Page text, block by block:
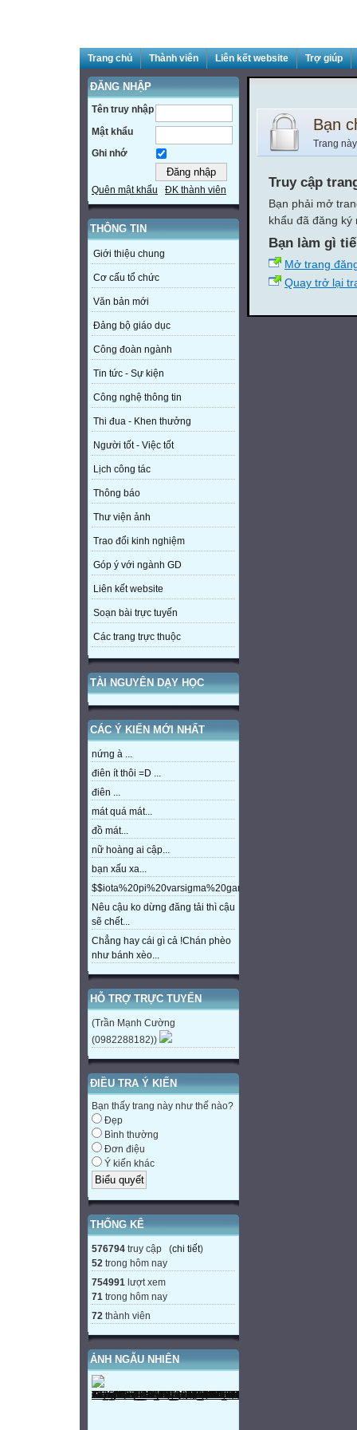
Trang chủ Thành viên Liên kết website Trợ giúp
ĐĂNG NHẬP
Tên truy nhập
Mật khẩu
Ghi nhớ
Quên mật khẩu ĐK thành viên
THÔNG TIN
Giới thiệu chung
Cơ cấu tổ chức
Văn bản mới
Đảng bộ giáo dục
Công đoàn ngành
Tin tức - Sự kiện
Công nghệ thông tin
Thi đua - Khen thưởng
Người tốt - Việc tốt
Lịch công tác
Thông báo
Thư viện ảnh
Trao đổi kinh nghiệm
Góp ý với ngành GD
Liên kết website
Soạn bài trực tuyến
Các trang trực thuộc
TÀI NGUYÊN DẠY HỌC
CÁC Ý KIẾN MỚI NHẤT
nứng à ...
điên ít thôi =D ...
điên ...
mát quá mát...
đồ mát...
nữ hoàng ai cập...
bạn xấu xa...
Nêu cậu ko dừng đăng tải thì cậu
sẽ chết...
Chẳng hay cái gì cả !Chán phèo
như bánh xèo...
HỖ TRỢ TRỰC TUYẾN
(Trần Mạnh Cường
(0982288182))
ĐIỀU TRA Ý KIẾN
Bạn thấy trang này như thế nào?
Đẹp
Bình thường
Đơn điệu
Ý kiến khác
THỐNG KÊ
576794 truy cập (chi tiết)
52 trong hôm nay
754991 lượt xem
71 trong hôm nay
72 thành viên
ẢNH NGẪU NHIÊN
Bạn
Trang
Truy cập
Bạn phải mở
khẩu đã đăng
Bạn làm gì
Mở trang
Quay trở lại